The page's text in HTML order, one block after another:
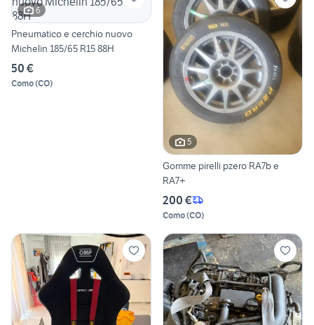
6
Pneumatico e cerchio nuovo
Michelin 185/65 R15 88H
50 €
Como(CO)
5
Gomme pirelli pzero RA7b e
RA7+
200 €
Como(CO)